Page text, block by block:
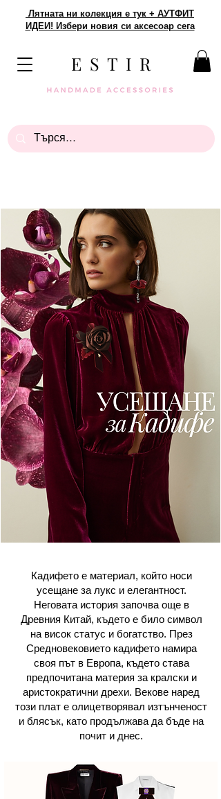
Лятната ни колекция е тук + АУТФИТ
ИДЕИ! Избери новия си аксесоар сега
E S T I R
Кадифето е материал, който носи
усещане за лукс и елегантност.
Неговата история започва още в
Древния Китай, където е било символ
на висок статус и богатство. През
Средновековието кадифето намира
своя път в Европа, където става
предпочитана материя за кралски и
аристократични дрехи. Векове наред
този плат е олицетворявал изтънченост
и блясък, като продължава да бъде на
почит и днес.